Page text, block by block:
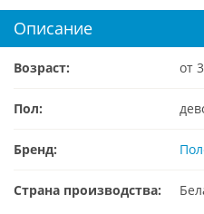
Описание
Возраст: от
Пол:
Бренд:
Страна производства: